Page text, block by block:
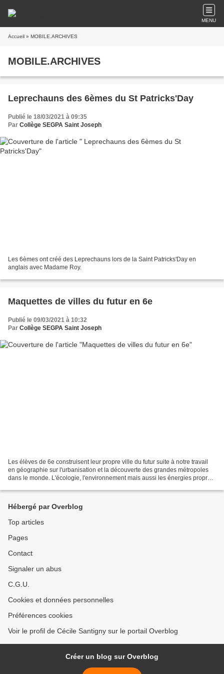
MENU
Accueil » MOBILE.ARCHIVES
MOBILE.ARCHIVES
Leprechauns des 6èmes du St Patricks'Day
Publié le 18/03/2021 à 09:35
Par Collège SEGPA Saint Joseph
Les 6èmes ont créé des Leprechauns lors de la Saint Patricks'Day en
anglais avec Madame Roy.
Maquettes de villes du futur en 6e
Publié le 09/03/2021 à 10:32
Par Collège SEGPA Saint Joseph
Les élèves de 6e construisent leur propre ville du futur suite à notre travail
en géographie sur l'urbanisation et la découverte des grandes métropoles
dans le monde. L'écologie, l'environnement mais aussi les énergies propres,
Hébergé par Overblog
Top articles
Pages
Contact
Signaler un abus
C.G.U.
Cookies et données personnelles
Préférences cookies
Voir le profil de Cécile Santigny sur le portail Overblog
Créer un blog sur Overblog